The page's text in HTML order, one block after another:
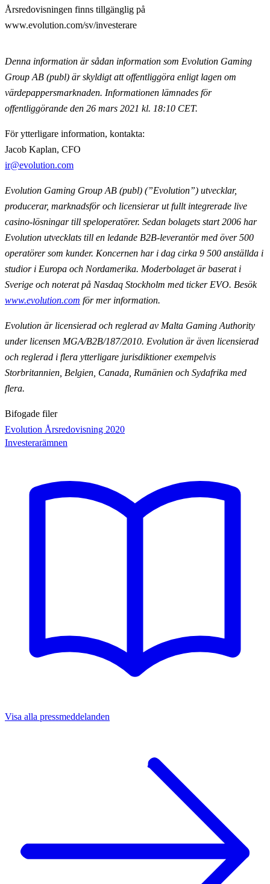
Årsredovisningen finns tillgänglig på
www.evolution.com/sv/investerare
Denna information är sådan information som Evolution Gaming
Group AB (publ) är skyldigt att offentliggöra enligt lagen om
värdepappersmarknaden. Informationen lämnades för
offentliggörande den 26 mars 2021 kl. 18:10 CET.
För ytterligare information, kontakta:
Jacob Kaplan, CFO
ir@evolution.com
Evolution Gaming Group AB (publ) (”Evolution”) utvecklar,
producerar, marknadsför och licensierar ut fullt integrerade live
casino-lösningar till speloperatörer. Sedan bolagets start 2006 har
Evolution utvecklats till en ledande B2B-leverantör med över 500
operatörer som kunder. Koncernen har i dag cirka 9 500 anställda i
studior i Europa och Nordamerika. Moderbolaget är baserat i
Sverige och noterat på Nasdaq Stockholm med ticker EVO. Besök
www.evolution.com för mer information.
Evolution är licensierad och reglerad av Malta Gaming Authority
under licensen MGA/B2B/187/2010. Evolution är även licensierad
och reglerad i flera ytterligare jurisdiktioner exempelvis
Storbritannien, Belgien, Canada, Rumänien och Sydafrika med
flera.
Bifogade filer
Evolution Årsredovisning 2020
Investerarämnen
Visa alla pressmeddelanden